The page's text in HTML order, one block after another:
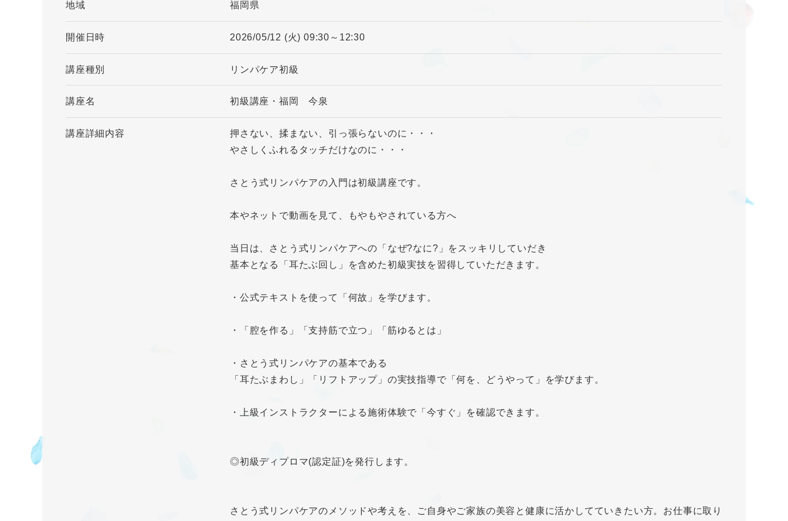
地域 福岡県
開催日時 2026/05/12 (火) 09:30～12:30
講座種別 リンパケア初級
講座名 初級講座・福岡 今泉
講座詳細内容
押さない、揉まない、引っ張らないのに・・・
やさしくふれるタッチだけなのに・・・
さとう式リンパケアの入門は初級講座です。
本やネットで動画を見て、もやもやされている方へ
当日は、さとう式リンパケアへの「なぜ?なに?」をスッキリしていだき
基本となる「耳たぶ回し」を含めた初級実技を習得していただきます。
・公式テキストを使って「何故」を学びます。
・「腔を作る」「支持筋で立つ」「筋ゆるとは」
・さとう式リンパケアの基本である
「耳たぶまわし」「リフトアップ」の実技指導で「何を、どうやって」を学びます。
・上級インストラクターによる施術体験で「今すぐ」を確認できます。
◎初級ディプロマ(認定証)を発行します。
さとう式リンパケアのメソッドや考えを、ご自身やご家族の美容と健康に活かしてていきたい方。お仕事に取り